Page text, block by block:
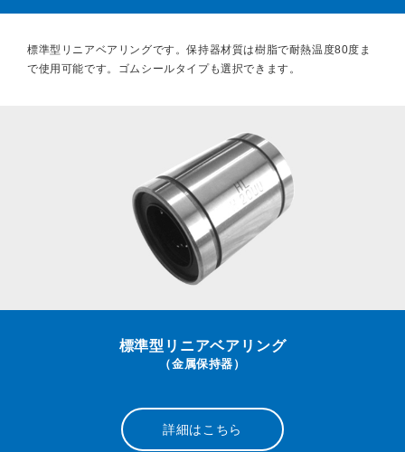
標準型リニアベアリングです。保持器材質は樹脂で耐熱温度80度ま
で使用可能です。ゴムシールタイプも選択できます。
標準型リニアベアリング
（金属保持器）
詳細はこちら